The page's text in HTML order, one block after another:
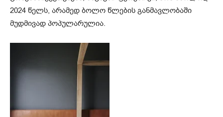
2024 წელს, არამედ ბოლო წლების განმავლობაში
მუდმივად პოპულარულია.